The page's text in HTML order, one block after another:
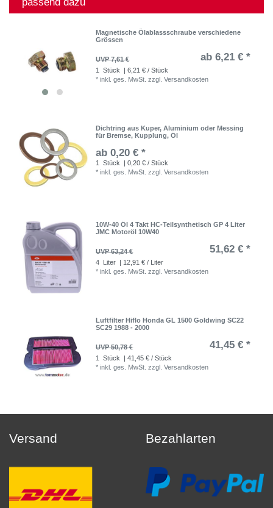
Magnetische Ölablassschraube verschiedene
Grössen
UVP 7,61 € ab 6,21 € *
1 Stück
| 6,21 € / Stück
*inkl. ges. MwSt. zzgl.Versandkosten
Dichtring aus Kuper, Aluminium oder Messing
für Bremse, Kupplung, Öl
ab 0,20 € *
1 Stück
| 0,20 € / Stück
*inkl. ges. MwSt. zzgl.Versandkosten
10W-40 Öl 4 Takt HC-Teilsynthetisch GP 4 Liter
JMC Motoröl 10W40
UVP 63,24 € 51,62 € *
4 Liter | 12,91 € / Liter
*inkl. ges. MwSt. zzgl.Versandkosten
Luftfilter Hiflo Honda GL 1500 Goldwing SC22
SC29 1988 - 2000
UVP 50,78 € 41,45 € *
1 Stück
| 41,45 € / Stück
*inkl. ges. MwSt. zzgl.Versandkosten
Versand Bezahlarten